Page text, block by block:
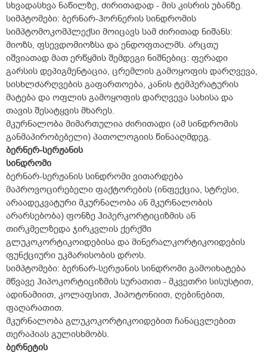
სხვადასხვა ნაწილზე, ძირითადად - მის კისრის უბანზე.
სიმპტომები: ბერნარ-ჰორნერის სინდრომის
სიმპტომოკომპლექსი მოიცავს სამ ძირითად ნიშანს:
მიოზს, ფსევდომიოზსა და ენდოფთალმს. არცთუ
იშვიათად მათ ერწყმის შემდეგი ნიშნებიც: ფერადი
გარსის დეპიგმენტაცია, ცრემლის გამოყოფის დარღვევა,
სისხლძარღვების გაფართოება, კანის ტემპერატურის
მატება და ოფლის გამოყოფის დარღვევა სახისა და
თავის შესატყვის მხარეს.
მკურნალობა მიმართულია ძირითადი (ამ სინდრომის
განმაპირობებელი) პათოლოგიის წინააღმდეგ.
ბერნერ-სერჟანის
სინდრომი
ბერნარ-სერჟანის სინდრომი ვითარდება
მაპროვოცირებელი ფაქტორების (ინფექცია, სტრესი,
არაადეკვატური მკურნალობა ან მკურნალობის
არარსებობა) ფონზე ჰიპერკორტიციზმის ან
თირკმელზედა ჯირკვლის ქერქში
გლუკოკორტიკოიდებისა და მინერალკორტიკოიდების
ფუნქციური უკმარისობის დროს.
სიმპტომები: ბერნარ-სერჟანის სინდრომი გამოიხატება
მწვავე ჰიპოკორტიციზმის სურათით - მკვეთრი სისუსტით,
ადინამიით, კოლაფსით, ჰიპოტონიით, ღებინებით,
ფაღარათით.
მკურნალობა გლუკოკორტიკოიდებით ჩანაცვლებით
თერაპიას გულისხმობს.
ბერნეტის